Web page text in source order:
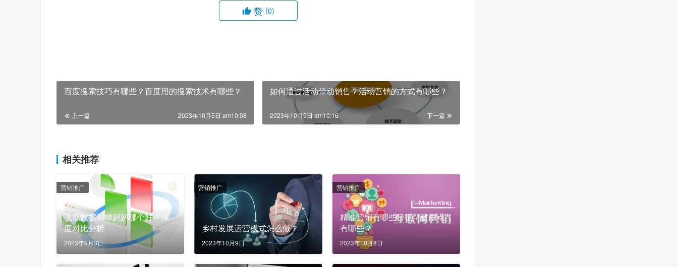
赞 (0)
百度搜索技巧有哪些？百度用的搜索技术有哪些？
上一篇 2023年10月5日 am10:08
如何通过活动带动销售？活动营销的方式有哪些？
下一篇
2023年10月5日 am10:16
相关推荐
飞瓜数据和蝉妈妈哪个好？深
度对比分析
2023年9月3日
营销推广
乡村发展运营模式怎么做？
2023年10月9日
营销推广
精准营销有哪些特征？优缺点
有哪些？
2023年10月8日
营销推广